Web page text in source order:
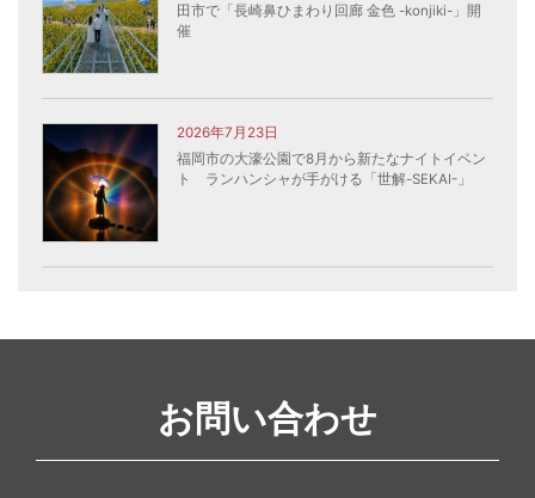
田市で「長崎鼻ひまわり回廊 金色 -konjiki-」開
催
2026年7月23日
福岡市の大濠公園で8月から新たなナイトイベン
ト ランハンシャが手がける「世解-SEKAI-」
お問い合わせ